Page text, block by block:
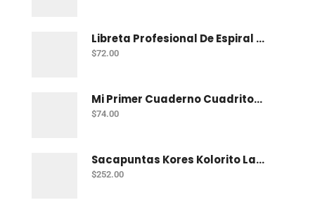
Libreta Profesional De Espiral Norma Color 100 H C-7
$72.00
Mi Primer Cuaderno Cuadritos "A" (10Mm) 50 Hojas Norma
$74.00
Sacapuntas Kores Kolorito Lapiz 1 Orif C/20
$252.00